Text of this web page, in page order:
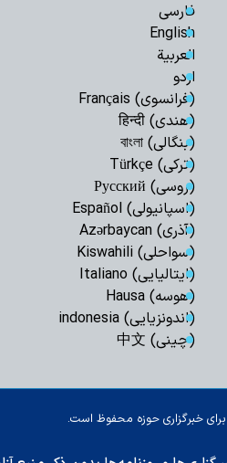
انتظار حقیقی،
اصحاب رسانه،
هستند
علیه عادی‌سازی
اعتماد/ خبرنگار
جهاد در برابر
معرفی کتاب راز
امام صادق
فارسی
English
العربیة
اردو
(فرانسوی) Français
(هندی) हिन्दी
(بنگالی) বাংলা
(ترکی) Türkçe
(روسی) Русский
(اسپانیولی) Español
(آذری) Azərbaycan
(سواحلی) Kiswahili
(ایتالیایی) Italiano
(هوسه) Hausa
(اندونزیایی) indonesia
(چینی) 中文
خبرگزاری حوزه محفوظ است.